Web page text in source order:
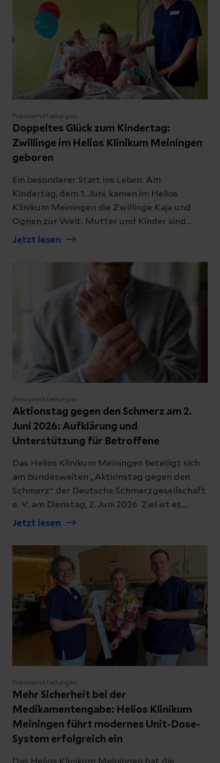
Pressemitteilungen
Doppeltes Glück zum Kindertag:
Zwillinge im Helios Klinikum Meiningen
geboren
Ein besonderer Start ins Leben: Am
Kindertag, dem 1. Juni, kamen im Helios
Klinikum Meiningen die Zwillinge Kaja und
Ognen zur Welt. Mutter und Kinder sind
wohlauf. Für die Geburtshilfe des
es ein besonderer Moment – auch für die
neue Chefärztin Gynäkologie und
Geburtshilfe, Frau Sevim Resit, die die Sectio
(Kaiserschnitt) persönlich begleitete.
Jetzt lesen
Pressemitteilungen
Aktionstag gegen den Schmerz am 2.
Juni 2026: Aufklärung und
Unterstützung für Betroffene
Das Helios Klinikum Meiningen beteiligt sich
am bundesweiten „Aktionstag gegen den
Schmerz“ der Deutsche Schmerzgesellschaft
e. V. am Dienstag, 2. Juni 2026. Ziel ist es,
unter dem Motto „Bewusstsein schaffen“ auf
Schmerzen aufmerksam zu machen und über
moderne Behandlungsmöglichkeiten zu
informieren.
Jetzt lesen
Pressemitteilungen
Mehr Sicherheit bei der
Medikamentengabe: Helios Klinikum
Meiningen führt modernes Unit-Dose-
System erfolgreich ein